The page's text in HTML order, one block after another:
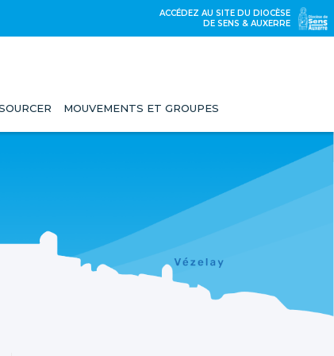
ACCÉDEZ AU SITE DU DIOCÈSE
DE SENS & AUXERRE
MOUVEMENTS ET GROUPES